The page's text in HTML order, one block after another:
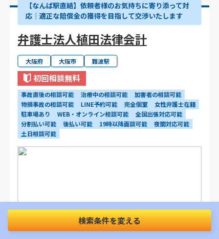
【なんば駅直結】依頼者様のお気持ちに寄り添って対
応｜適正な賠償金の獲得を目指して交渉いたします
弁護士法人植田法律会計
大阪府 大阪市 難波駅
初回相談無料
事故直後の相談可能 治療中の相談可能
加害者の相談可能
物損事故の相談可能
LINE予約可能 完全個室
女性弁護士在籍
駐車場あり
WEB・オンライン相談可能
全国出張対応可能
分割払い可能
後払い可能 19時以降面談可能
夜間対応可能
土日相談可能
検索条件を変える